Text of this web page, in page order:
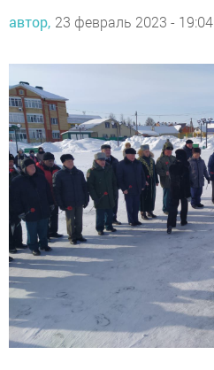
автор, 23 февраль 2023 - 19:04